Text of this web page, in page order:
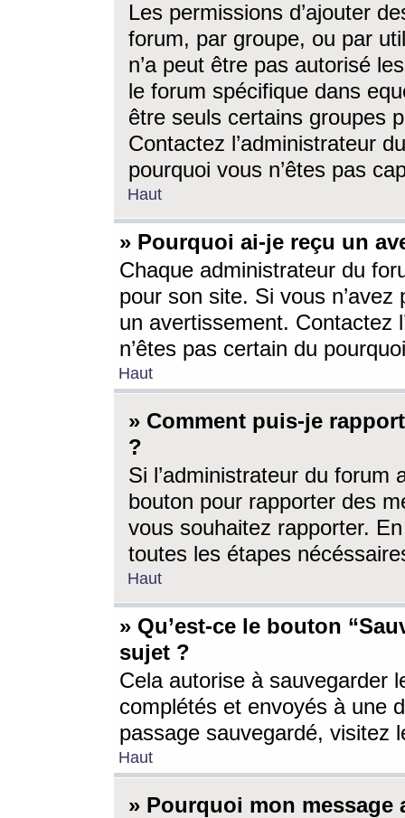
Les permissions d’ajouter
forum, par groupe, ou par
n’a peut être pas autorisé
le forum spécifique dans
être seuls certains groupes
Contactez l’administrateur
pourquoi vous n’êtes pas
Haut
» Pourquoi ai-je reçu un
Chaque administrateur du
pour son site. Si vous
un avertissement. Contactez
n’êtes pas certain du
Haut
» Comment puis-je
?
Si l’administrateur du forum
bouton pour rapporter des
vous souhaitez rapporter.
toutes les étapes
Haut
» Qu’est-ce le bouton
sujet ?
Cela autorise à sauvegarder
complétés et envoyés à une
passage sauvegardé, visitez
Haut
» Pourquoi mon message